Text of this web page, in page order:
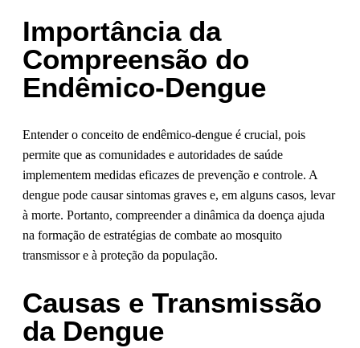
Importância da
Compreensão do
Endêmico-Dengue
Entender o conceito de endêmico-dengue é crucial, pois
permite que as comunidades e autoridades de saúde
implementem medidas eficazes de prevenção e controle. A
dengue pode causar sintomas graves e, em alguns casos, levar
à morte. Portanto, compreender a dinâmica da doença ajuda
na formação de estratégias de combate ao mosquito
transmissor e à proteção da população.
Causas e Transmissão
da Dengue